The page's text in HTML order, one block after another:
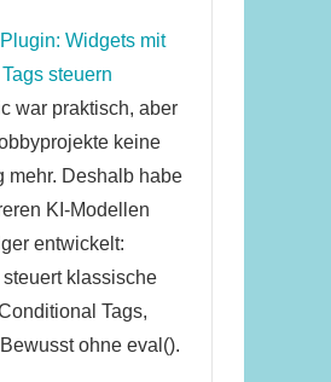
Widgets mit
steuern
war praktisch, aber
keine
mehr. Deshalb habe
KI-Modellen
entwickelt:
klassische
Tags,
ohne eval().